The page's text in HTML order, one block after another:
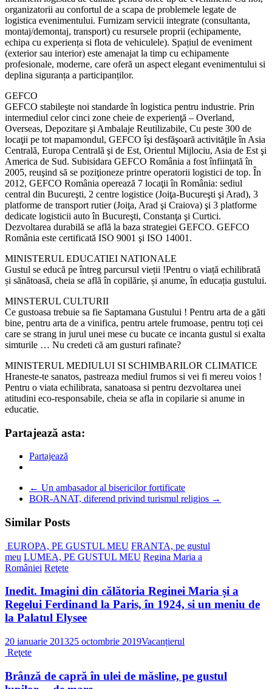
organizatorii au confortul de a scapa de problemele legate de
logistica evenimentului. Furnizam servicii integrate (consultanta,
montaj/demontaj, transport) cu resursele proprii (echipamente,
echipa cu experiența si flota de vehiculele). Spațiul de eveniment
(exterior sau interior) este amenajat la timp cu echipamente
profesionale, moderne, care oferă un aspect elegant evenimentului si
deplina siguranța a participanților.
GEFCO
GEFCO stabileşte noi standarde în logistica pentru industrie. Prin
intermediul celor cinci zone cheie de experienţă – Overland,
Overseas, Depozitare şi Ambalaje Reutilizabile, Cu peste 300 de
locaţii pe tot mapamondul, GEFCO îşi desfăşoară activităţile în Asia
Centrală, Europa Centrală şi de Est, Orientul Mijlociu, Asia de Est şi
America de Sud. Subisidara GEFCO România a fost înfiinţată în
2005, reuşind să se poziţioneze printre operatorii logistici de top. În
2012, GEFCO România operează 7 locaţii în România: sediul
central din Bucureşti, 2 centre logistice (Joiţa-Bucureşti şi Arad), 3
platforme de transport rutier (Joiţa, Arad şi Craiova) şi 3 platforme
dedicate logisticii auto în Bucureşti, Constanţa şi Curtici.
Dezvoltarea durabilă se află la baza strategiei GEFCO. GEFCO
România este certificată ISO 9001 şi ISO 14001.
MINISTERUL EDUCATIEI NATIONALE
Gustul se educă pe întreg parcursul vieții !Pentru o viață echilibrată
și sănătoasă, cheia se află în copilărie, și anume, în educația gustului.
MINSTERUL CULTURII
Ce gustoasa trebuie sa fie Saptamana Gustului ! Pentru arta de a găti
bine, pentru arta de a vinifica, pentru artele frumoase, pentru toți cei
care se strang in jurul unei mese cu bucate ce incanta gustul si exalta
simturile … Nu credeti că am gusturi rafinate?
MINISTERUL MEDIULUI SI SCHIMBARILOR CLIMATICE
Hraneste-te sanatos, pastreaza mediul frumos si vei fi mereu voios !
Pentru o viata echilibrata, sanatoasa si pentru dezvoltarea unei
atitudini eco-responsabile, cheia se afla in copilarie si anume in
educatie.
Partajează asta:
Partajează
← Un ambasador al bisericilor fortificate
BOR-ANAT, diferend privind turismul religios →
Similar Posts
EUROPA, PE GUSTUL MEU FRANTA, pe gustul
meu LUMEA, PE GUSTUL MEU Regina Maria a
României Reţete
Inedit. Imagini din călătoria Reginei Maria și a
Regelui Ferdinand la Paris, în 1924, si un meniu de
la Palatul Elysee
20 ianuarie 201325 octombrie 2019Vacanțierul
Reţete
Brânză de capră în ulei de măsline, pe gustul